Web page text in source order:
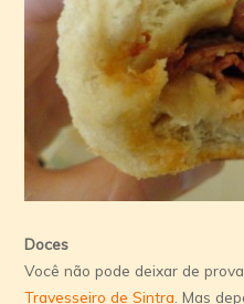
Doces
Você não pode deixar de
Travesseiro de Sintra . Mas